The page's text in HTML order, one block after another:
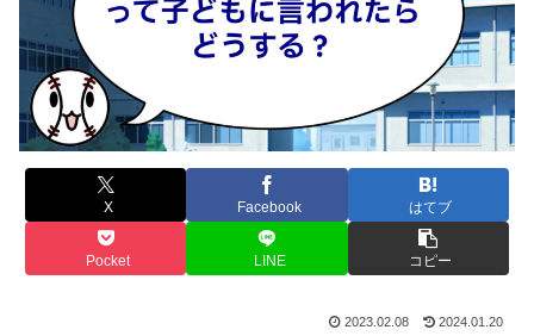
X Facebook はてブ
Pocket LINE コピー
2023.02.08 2024.01.20